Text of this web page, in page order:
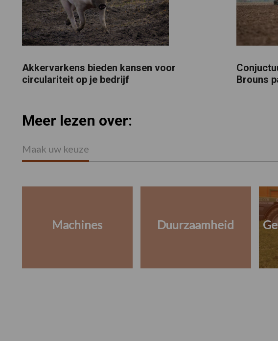
Akkervarkens bieden kansen voor
circulariteit op je bedrijf
Brouns
Meer lezen over:
Maak uw keuze
Machines Duurzaamheid